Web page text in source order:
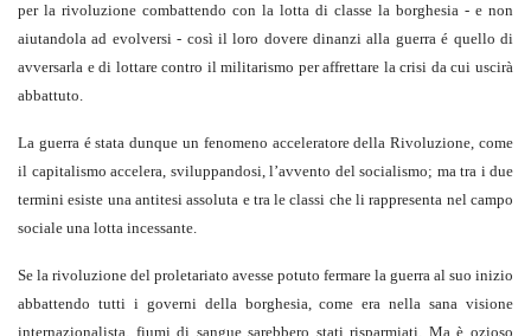
per la rivoluzione combattendo con la lotta di classe la borghesia - e non
aiutandola ad evolversi - così il loro dovere dinanzi alla guerra é quello di
avversarla e di lottare contro il militarismo per affrettare la crisi da cui uscirà
abbattuto.
La guerra é stata dunque un fenomeno acceleratore della Rivoluzione, come
il capitalismo accelera, sviluppandosi, l’avvento del socialismo; ma tra i due
termini esiste una antitesi assoluta e tra le classi che li rappresenta nel campo
sociale una lotta incessante.
Se la rivoluzione del proletariato avesse potuto fermare la guerra al suo inizio
abbattendo tutti i governi della borghesia, come era nella sana visione
internazionalista, fiumi di sangue sarebbero stati risparmiati. Ma è ozioso